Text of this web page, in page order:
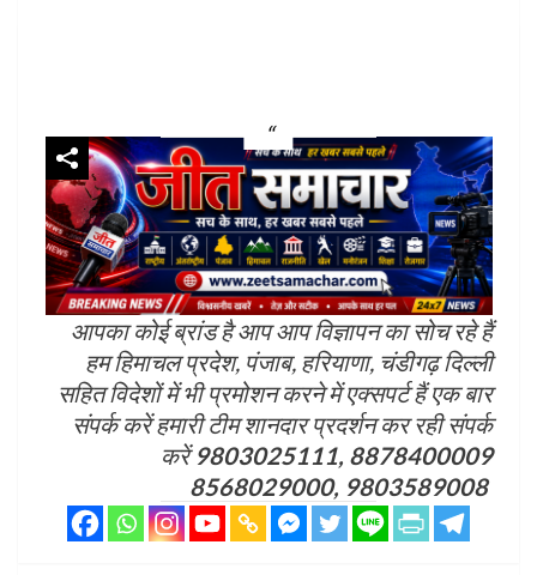
आपका कोई ब्रांड है आप आप विज्ञापन का सोच रहे हैं
हम हिमाचल प्रदेश, पंजाब, हरियाणा, चंडीगढ़ दिल्ली
सहित विदेशों में भी प्रमोशन करने में एक्सपर्ट हैं एक बार
संपर्क करें हमारी टीम शानदार प्रदर्शन कर रही संपर्क
करें9803025111, 8878400009
8568029000, 9803589008